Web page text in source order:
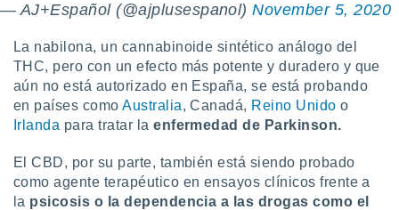
— AJ+Español (@ajplusespanol)November 5, 2020
La nabilona, un cannabinoide sintético análogo del
THC, pero con un efecto más potente y duradero y que
aún no está autorizado en España, se está probando
en países comoAustralia, Canadá, Reino Unidoo
Irlanda para tratar laenfermedad de Parkinson.
El CBD, por su parte, también está siendo probado
como agente terapéutico en ensayos clínicos frente a
la psicosis o la dependencia a las drogas como el